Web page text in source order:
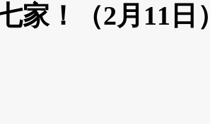
！（2月11日）